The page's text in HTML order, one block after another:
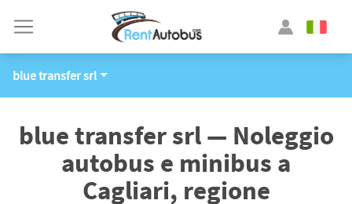
blue transfer srl
blue transfer srl — Noleggio
autobus e minibus a
Cagliari, regione